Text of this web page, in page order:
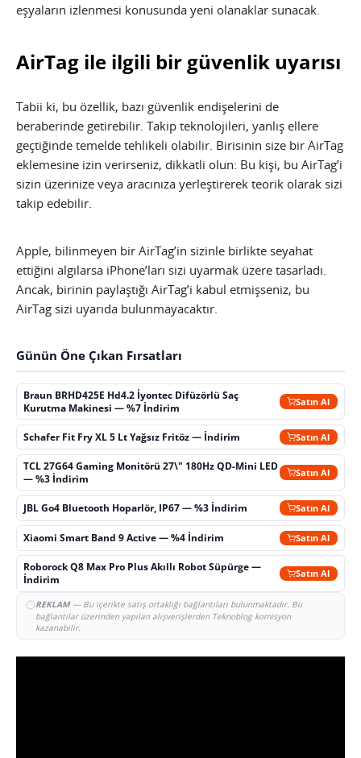
eşyaların izlenmesi konusunda yeni olanaklar sunacak.
AirTag ile ilgili bir güvenlik uyarısı
Tabii ki, bu özellik, bazı güvenlik endişelerini de
beraberinde getirebilir. Takip teknolojileri, yanlış ellere
geçtiğinde temelde tehlikeli olabilir. Birisinin size bir AirTag
eklemesine izin verirseniz, dikkatli olun: Bu kişi, bu AirTag’i
sizin üzerinize veya aracınıza yerleştirerek teorik olarak sizi
takip edebilir.
Apple, bilinmeyen bir AirTag’in sizinle birlikte seyahat
ettiğini algılarsa iPhone’ları sizi uyarmak üzere tasarladı.
Ancak, birinin paylaştığı AirTag’i kabul etmişseniz, bu
AirTag sizi uyarıda bulunmayacaktır.
Günün Öne Çıkan Fırsatları
Braun BRHD425E Hd4.2 İyontec Difüzörlü Saç
Kurutma Makinesi — %7 İndirim
Satın Al
Schafer Fit Fry XL 5 Lt Yağsız Fritöz — İndirim Satın Al
TCL 27G64 Gaming Monitörü 27\" 180Hz QD-Mini LED
— %3 İndirim
Satın Al
JBL Go4 Bluetooth Hoparlör, IP67 — %3 İndirim Satın Al
Xiaomi Smart Band 9 Active — %4 İndirim Satın Al
Roborock Q8 Max Pro Plus Akıllı Robot Süpürge —
İndirim
Satın Al
REKLAM— Bu içerikte satış ortaklığı bağlantıları bulunmaktadır. Bu
bağlantılar üzerinden yapılan alışverişlerden Teknoblog komisyon
kazanabilir.